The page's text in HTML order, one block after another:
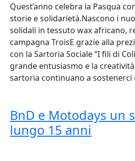
Quest’anno celebra la Pasqua
storie e solidarietà.Nascono i
solidali in tessuto wax africano,
campagna TroisE grazie alla
con la Sartoria Sociale “I fili di
grande entusiasmo e la
sartoria continuano a sostenerci
BnD e Motodays un
lungo 15 anni